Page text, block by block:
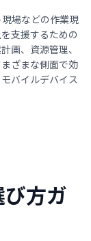
場などの作業現
支援するための
画、資源管理、
ざまな側面で効
バイルデバイス
方ガ